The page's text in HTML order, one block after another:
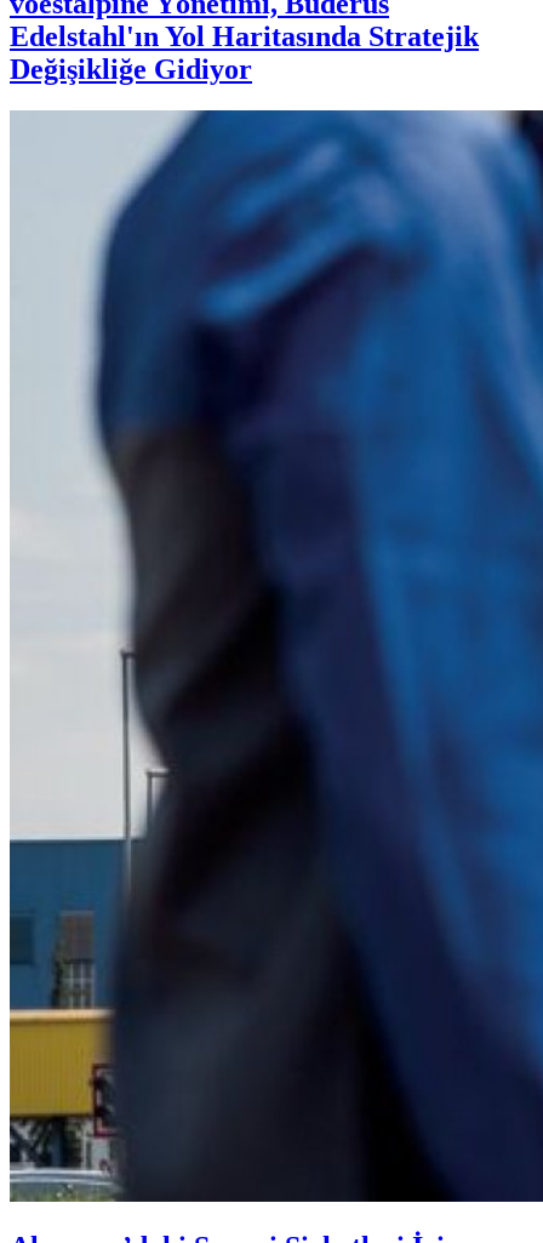
Edelstahl'ın Yol Haritasında Stratejik
Değişikliğe Gidiyor